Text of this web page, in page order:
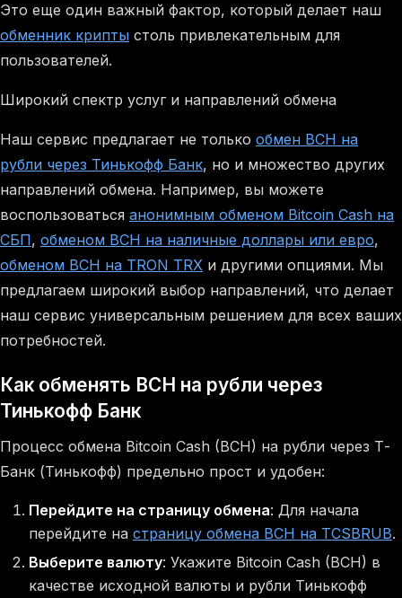
Это еще один важный фактор, который делает наш
обменник крипты столь привлекательным для
пользователей.
Широкий спектр услуг и направлений обмена
Наш сервис предлагает не только обмен BCH на
рубли через Тинькофф Банк, но и множество других
направлений обмена. Например, вы можете
воспользоваться анонимным обменом Bitcoin Cash на
СБП, обменом BCH на наличные доллары или евро,
обменом BCH на TRON TRX и другими опциями. Мы
предлагаем широкий выбор направлений, что делает
наш сервис универсальным решением для всех ваших
потребностей.
Как обменять BCH на рубли через
Тинькофф Банк
Процесс обмена Bitcoin Cash (BCH) на рубли через Т-
Банк (Тинькофф) предельно прост и удобен:
Перейдите на страницу обмена: Для начала
перейдите на страницу обмена BCH на TCSBRUB.
Выберите валюту: Укажите Bitcoin Cash (BCH) в
качестве исходной валюты и рубли Тинькофф